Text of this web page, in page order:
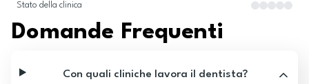
Stato della clinica
Domande Frequenti
Con quali cliniche lavora il dentista?